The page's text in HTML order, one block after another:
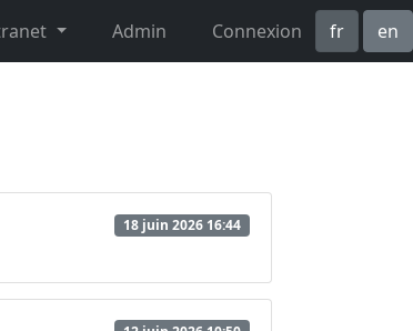
Admin Connexion fr en
18 juin 2026 16:44